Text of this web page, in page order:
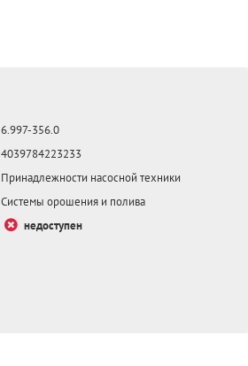
6.997-356.0
4039784223233
Принадлежности насосной техники
Системы орошения и полива
недоступен